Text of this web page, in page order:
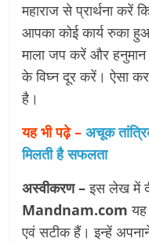
महाराज से प्रार्थना करें
आपका कोई कार्य रुका
माला जप करें और हनुमान
के विघ्न दूर करें। ऐसा
है।
यह भी पढ़े – अचूक
मिलती है सफलता
अस्वीकरण –इस लेख में
Mandnam.comयह
एवं सटीक हैं। इन्हें